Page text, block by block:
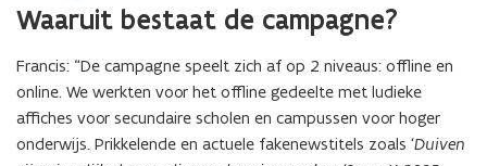
Waaruit bestaat de campagne?
Francis: “De campagne speelt zich af op 2 niveaus: offline en
online. We werkten voor het offline gedeelte met ludieke
affiches voor secundaire scholen en campussen voor hoger
onderwijs. Prikkelende en actuele fakenewstitels zoals ‘Duiven